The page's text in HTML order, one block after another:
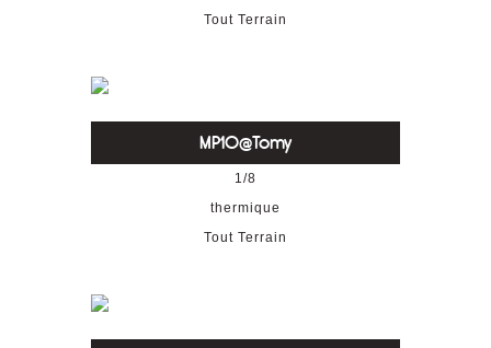
Tout Terrain
MP10@Tomy
1/8
thermique
Tout Terrain